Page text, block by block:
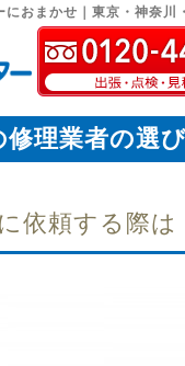
おまかせ｜東京・神奈川
理業者の選
依頼する際は